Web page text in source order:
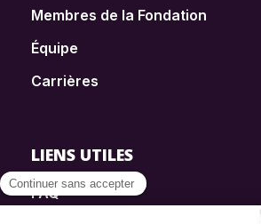
Membres de la Fondation
Équipe
Carrières
LIENS UTILES
FAQ